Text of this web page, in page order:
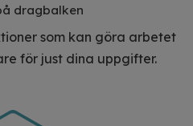
dragbalken
som kan göra arbetet
för just dina uppgifter.